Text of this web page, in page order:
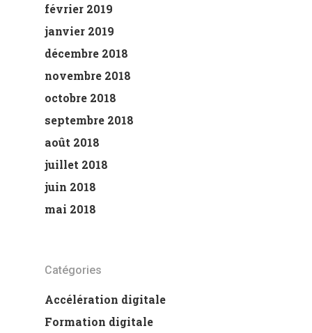
février 2019
janvier 2019
décembre 2018
novembre 2018
octobre 2018
septembre 2018
août 2018
juillet 2018
juin 2018
mai 2018
Catégories
Accélération digitale
Formation digitale